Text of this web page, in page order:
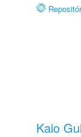
Kaio